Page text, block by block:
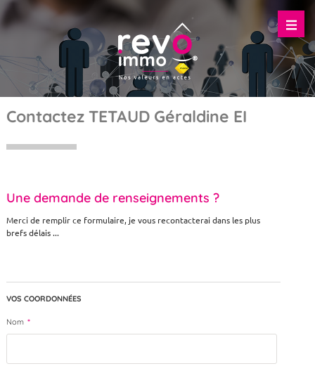
Contactez TETAUD Géraldine EI
Une demande de renseignements ?
Merci de remplir ce formulaire, je vous recontacterai dans les plus
brefs délais ...
VOS COORDONNÉES
Nom *